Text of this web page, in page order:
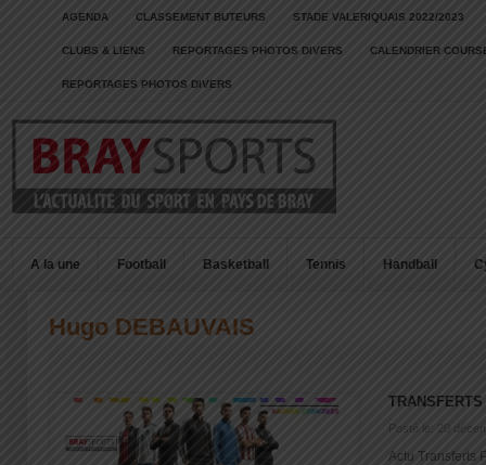
AGENDA CLASSEMENT BUTEURS STADE VALERIQUAIS 2022/2023
CLUBS & LIENS REPORTAGES PHOTOS DIVERS CALENDRIER
REPORTAGES PHOTOS DIVERS
A la une Football Basketball Tennis Handball
Hugo DEBAUVAIS
TRANSFERTS
Posté le: 20
Actu Transferts